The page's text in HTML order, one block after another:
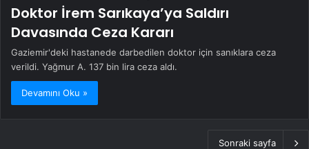
Doktor İrem Sarıkaya’ya Saldırı
Davasında Ceza Kararı
Gaziemir'deki hastanede darbedilen doktor için sanıklara ceza
verildi. Yağmur A. 137 bin lira ceza aldı.
Devamını Oku »
Sonraki sayfa